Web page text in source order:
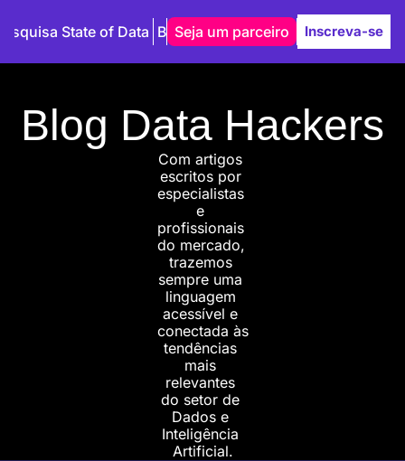
State of Data Blog Autores
Seja um parceiro Inscreva-se
Blog Data Hackers
Com artigos
escritos por
especialistas
e
profissionais
do mercado,
trazemos
sempre uma
linguagem
acessível e
conectada às
tendências
mais
relevantes
do setor de
Dados e
Inteligência
Artificial.